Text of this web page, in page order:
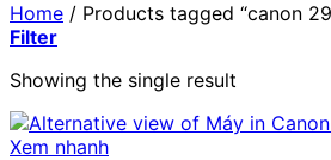
Home / Products tagged “canon
Filter
Showing the single result
Xem nhanh